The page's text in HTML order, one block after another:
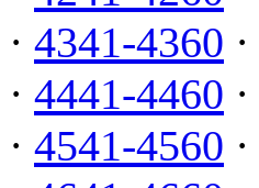
· 4341-4360 ·
· 4441-4460 ·
· 4541-4560 ·